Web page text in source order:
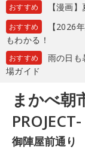
おすすめ 【漫画
おすすめ
【2026
もわかる！
おすすめ
雨の日も
場ガイド
まかべ朝
PROJECT-
御陣屋前通り